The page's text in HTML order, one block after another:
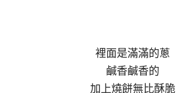
裡面是滿滿的蔥
鹹香鹹香的
加上燒餅無比酥脆